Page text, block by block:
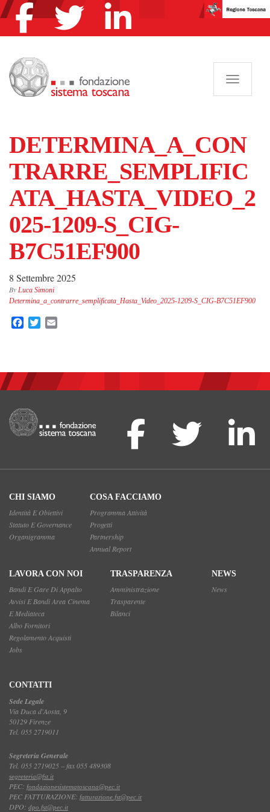
DETERMINA_A_CON
TRARRE_SEMPLIFIC
ATA_HASTA_VIDEO_2
025-1209-S_CIG-
B7C51EF900
8 Settembre 2025
By Luca Simoni
Determina_a_contrarre_semplificata_Hasta_Video_2025-1209-S_CIG-B7C51EF900
Facebook
Twitter
CHI SIAMO
Identità E Obiettivi
Statuto E Governance
Organigramma
COSA FACCIAMO
Programma Attività
Progetti
Partnership
Annual Report
LAVORA CON NOI
Bandi E Gare Di Appalto
Avvisi E Bandi Area Cinema
E Mediateca
Albo Fornitori
Regolamento Acquisti
Jobs
TRASPARENZA
Amministrazione
Trasparente
Bilanci
NEWS
News
CONTATTI
Sede Legale
Via Duca d'Aosta, 9
50129 Firenze
Tel. 055 2719011
Segreteria Generale
Tel. 055 2719025 – fax 055 489308
segreteria@fst.it
PEC: fondazionesistematoscana@pec.it
PEC FATTURAZIONE: fatturazione.fst@pec.it
DPO: dpo.fst@pec.it